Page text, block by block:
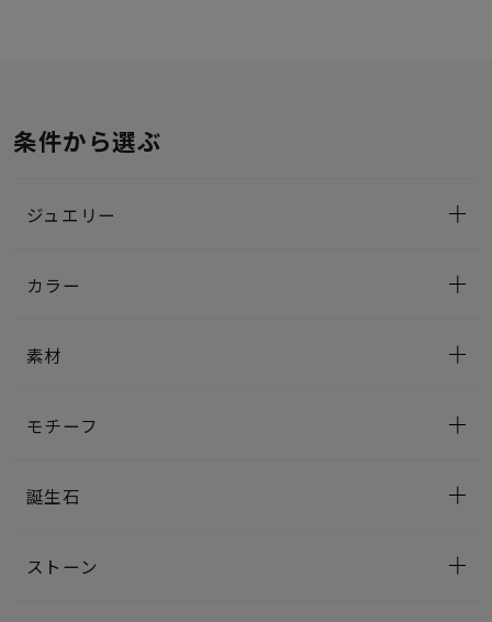
条件から選ぶ
ジュエリー
カラー
素材
モチーフ
誕生石
ストーン